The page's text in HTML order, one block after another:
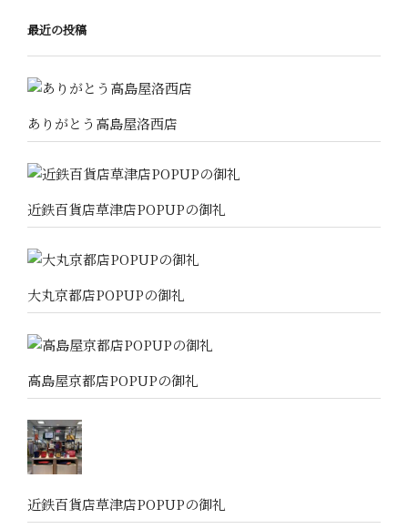
最近の投稿
ありがとう高島屋洛西店
近鉄百貨店草津店POPUPの御礼
大丸京都店POPUPの御礼
高島屋京都店POPUPの御礼
近鉄百貨店草津店POPUPの御礼